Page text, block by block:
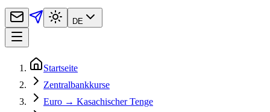
DE
Startseite
Zentralbankkurse
Euro → Kasachischer Tenge